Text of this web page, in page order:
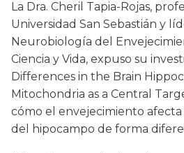
La Dra. Cheril Tapia-Rojas,
Universidad San Sebastián y
Neurobiología del
Ciencia y Vida, expuso su
Differences in the Brain
Mitochondria as a Central
cómo el envejecimiento afecta
del hipocampo de forma